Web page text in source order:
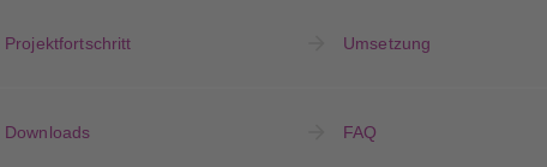
Projektfortschritt Umsetzung
Downloads FAQ